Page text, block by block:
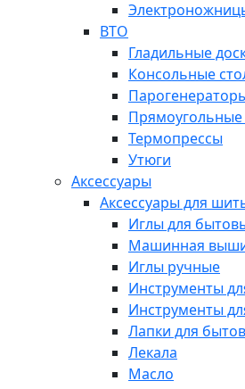
ВТО
Гладильные
Консольные
Прямоугольные
Термопрессы
Утюги
Аксессуары
Аксессуары для
Иглы для
Машинная
Иглы ручные
Инструменты
Инструменты
Лапки для
Лекала
Масло